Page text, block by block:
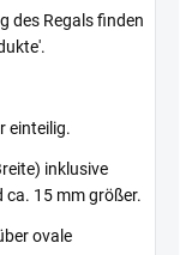
des Regals finden
einteilig.
inklusive
ca. 15 mm größer.
ovale